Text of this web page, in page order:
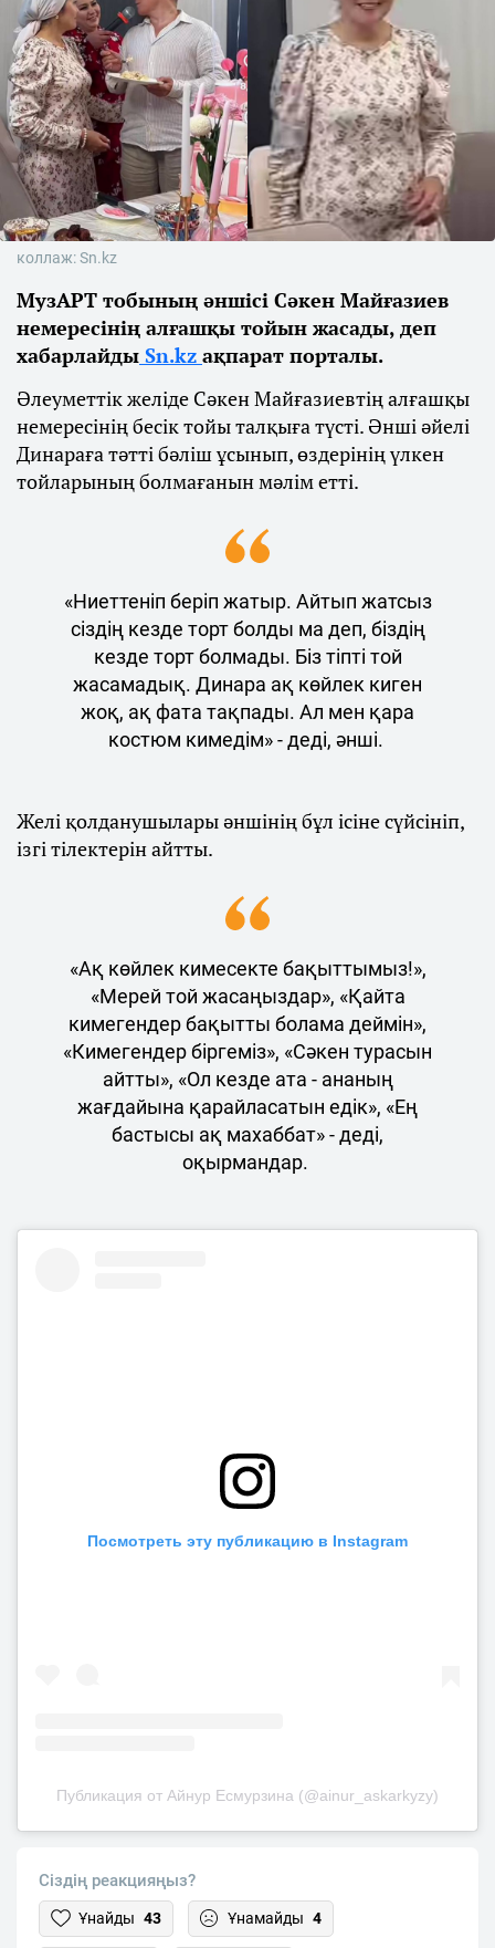
коллаж: Sn.kz
МузАРТ тобының әншісі Сәкен Майғазиев
немересінің алғашқы тойын жасады, деп
хабарлайды Sn.kz ақпарат порталы.
Әлеуметтік желіде Сәкен Майғазиевтің алғашқы
немересінің бесік тойы талқыға түсті. Әнші әйелі
Динараға тәтті бәліш ұсынып, өздерінің үлкен
тойларының болмағанын мәлім етті.
«Ниеттеніп беріп жатыр. Айтып жатсыз
сіздің кезде торт болды ма деп, біздің
кезде торт болмады. Біз тіпті той
жасамадық. Динара ақ көйлек киген
жоқ, ақ фата тақпады. Ал мен қара
костюм кимедім» - деді, әнші.
Желі қолданушылары әншінің бұл ісіне сүйсініп,
ізгі тілектерін айтты.
«Ақ көйлек кимесекте бақыттымыз!»,
«Мерей той жасаңыздар», «Қайта
кимегендер бақытты болама деймін»,
«Кимегендер біргеміз», «Сәкен турасын
айтты», «Ол кезде ата - ананың
жағдайына қарайласатын едік», «Ең
бастысы ақ махаббат» - деді,
оқырмандар.
Посмотреть эту публикацию в Instagram
Публикация от Айнур Есмурзина (@ainur_askarkyzy)
Сіздің реакцияңыз?
Ұнайды 43 Ұнамайды 4